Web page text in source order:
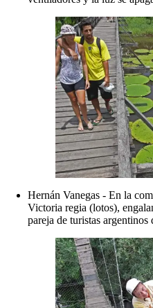
Hernán Vanegas - En la
Victoria regia (lotos),
pareja de turistas argentinos